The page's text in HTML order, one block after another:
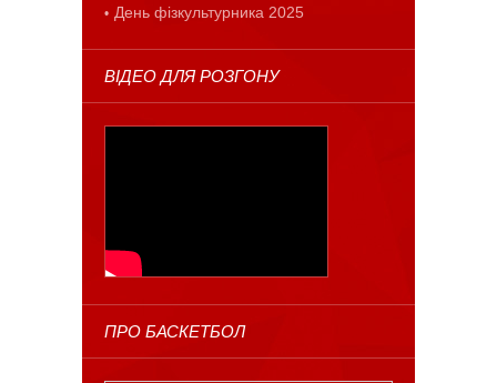
День фізкультурника 2025
ВІДЕО ДЛЯ РОЗГОНУ
ПРО БАСКЕТБОЛ